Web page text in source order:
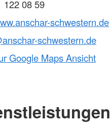
122 08 59
schwestern.de
schwestern.de
Google Maps Ansicht